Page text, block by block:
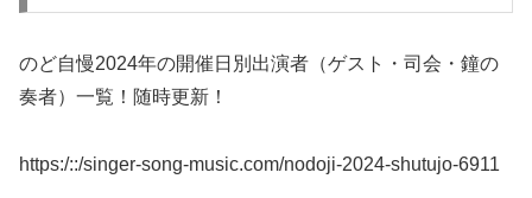
のど自慢2024年の開催日別出演者（ゲスト・司会・鐘の
奏者）一覧！随時更新！
https:/::/singer-song-music.com/nodoji-2024-shutujo-6911